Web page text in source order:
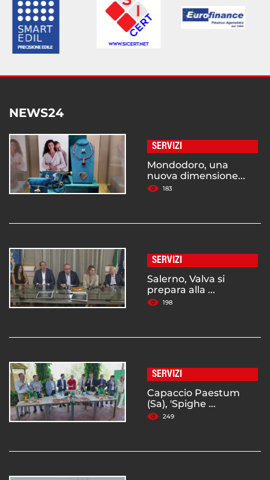
NEWS24
SERVIZI
Mondodoro, una
nuova dimensione...
183
SERVIZI
Salerno, Valva si
prepara alla ...
198
SERVIZI
Capaccio Paestum
(Sa), 'Spighe ...
249